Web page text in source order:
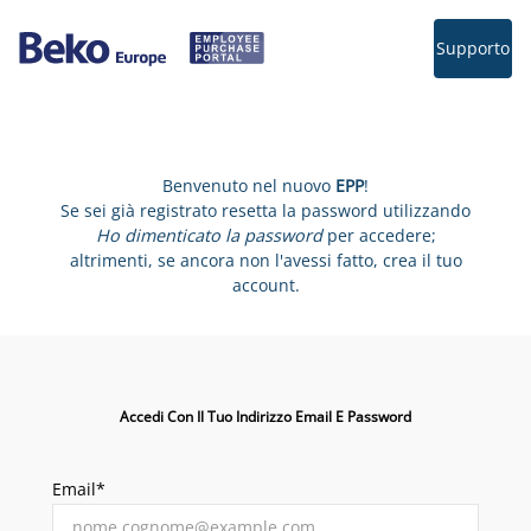
Supporto
Benvenuto nel nuovo EPP!
Se sei già registrato resetta la password utilizzando
Ho dimenticato la passwordper accedere;
altrimenti, se ancora non l'avessi fatto, crea il tuo
account.
Accedi Con Il Tuo Indirizzo Email E Password
Email*